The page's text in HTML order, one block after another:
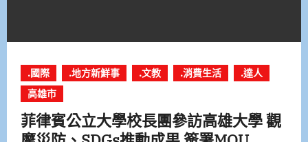
.國際 .地方新鮮事 .文教 .消費生活
.達人
高雄市
菲律賓公立大學校長團參訪高雄大學 觀